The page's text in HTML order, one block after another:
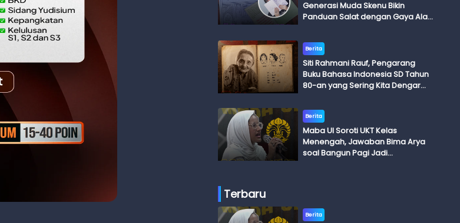
Generasi Muda Skenu Bikin
Panduan Salat dengan Gaya Ala
Berita
Siti Rahmani Rauf, Pengarang
Buku Bahasa Indonesia SD Tahun
80-an yang Sering Kita Dengar
Adik Budi
Berita
Maba UI Soroti UKT Kelas
Menengah, Jawaban Bima Arya
soal Bangun Pagi Jadi
Terbaru
Berita